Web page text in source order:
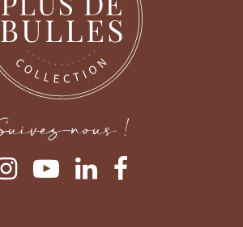
nous !
cookies
de nos utilisateurs
notre site, des cookies
ordinateur, votre mobile ou
permettent de faciliter
d'éventuels problèmes et d'y remédier. Nous
cookies.